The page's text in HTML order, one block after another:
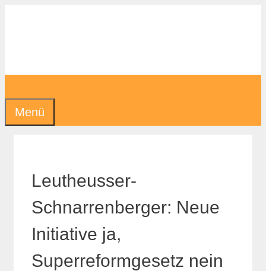
Menü
Leutheusser-
Schnarrenberger: Neue
Initiative ja,
Superreformgesetz nein